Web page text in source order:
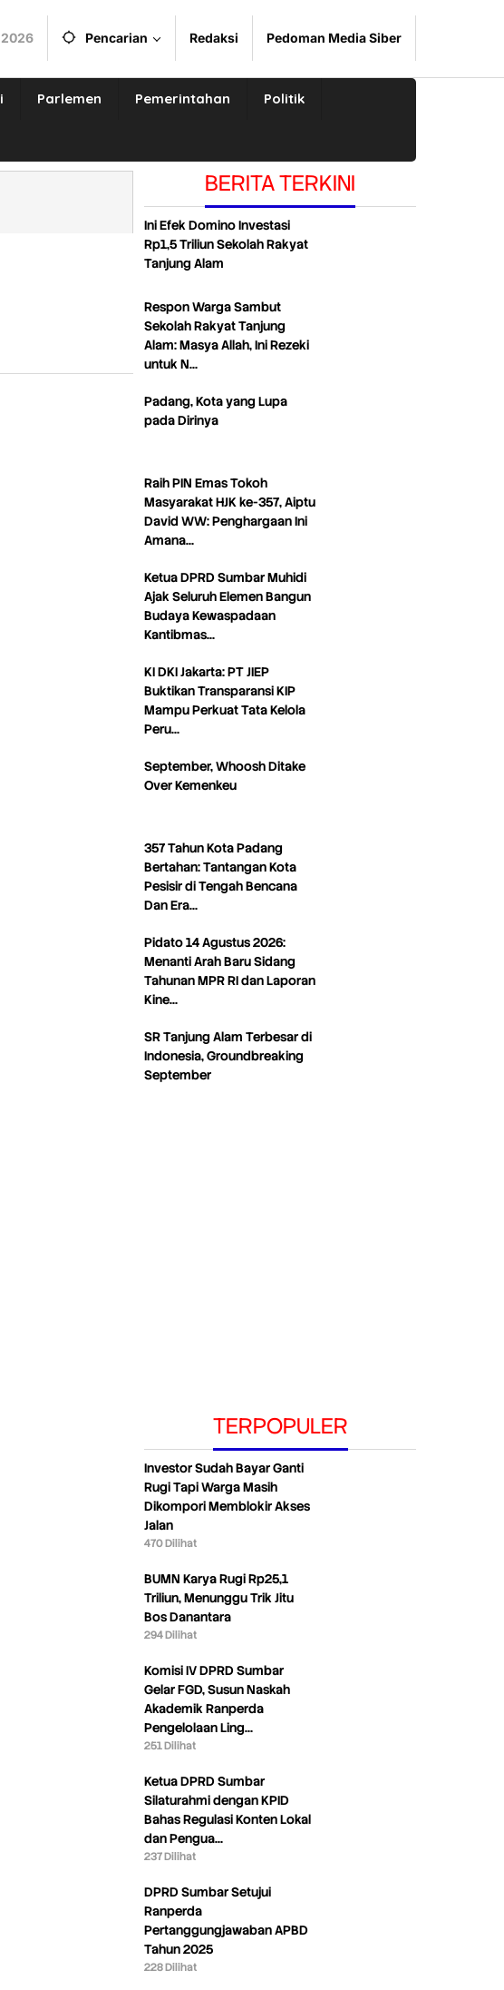
Pencarian Redaksi Pedoman Media Siber
Parlemen Pemerintahan Politik
BERITA TERKINI
Ini Efek Domino Investasi
Rp1,5 Triliun Sekolah Rakyat
Tanjung Alam
Respon Warga Sambut
Sekolah Rakyat Tanjung
Alam: Masya Allah, Ini Rezeki
untuk N…
Padang, Kota yang Lupa
pada Dirinya
Raih PIN Emas Tokoh
Masyarakat HJK ke-357, Aiptu
David WW: Penghargaan Ini
Amana…
Ketua DPRD Sumbar Muhidi
Ajak Seluruh Elemen Bangun
Budaya Kewaspadaan
Kantibmas…
KI DKI Jakarta: PT JIEP
Buktikan Transparansi KIP
Mampu Perkuat Tata Kelola
Peru…
September, Whoosh Ditake
Over Kemenkeu
357 Tahun Kota Padang
Bertahan: Tantangan Kota
Pesisir di Tengah Bencana
Dan Era…
Pidato 14 Agustus 2026:
Menanti Arah Baru Sidang
Tahunan MPR RI dan Laporan
Kine…
SR Tanjung Alam Terbesar di
Indonesia, Groundbreaking
September
TERPOPULER
Investor Sudah Bayar Ganti
Rugi Tapi Warga Masih
Dikompori Memblokir Akses
Jalan
470 Dilihat
BUMN Karya Rugi Rp25,1
Triliun, Menunggu Trik Jitu
Bos Danantara
294 Dilihat
Komisi IV DPRD Sumbar
Gelar FGD, Susun Naskah
Akademik Ranperda
Pengelolaan Ling…
251 Dilihat
Ketua DPRD Sumbar
Silaturahmi dengan KPID
Bahas Regulasi Konten Lokal
dan Pengua…
237 Dilihat
DPRD Sumbar Setujui
Ranperda
Pertanggungjawaban APBD
Tahun 2025
228 Dilihat